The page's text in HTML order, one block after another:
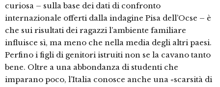
curiosa – sulla base dei dati di confronto
internazionale offerti dalla indagine Pisa dell’Ocse – è
che sui risultati dei ragazzi l’ambiente familiare
influisce sì, ma meno che nella media degli altri paesi.
Perfino i figli di genitori istruiti non se la cavano tanto
bene. Oltre a una abbondanza di studenti che
imparano poco, l’Italia conosce anche una «scarsità di